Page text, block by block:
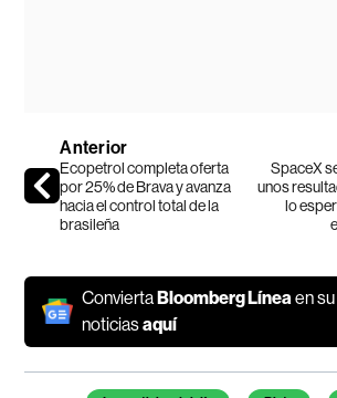
Anterior
Ecopetrol completa oferta
por 25% de Brava y avanza
hacia el control total de la
brasileña
SpaceX
unos
lo
ConviertaBloomberg Línea en
noticiasaquí